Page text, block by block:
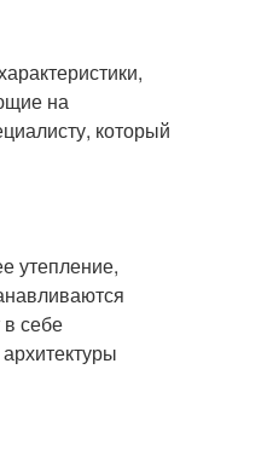
на
который
утепление,
себе